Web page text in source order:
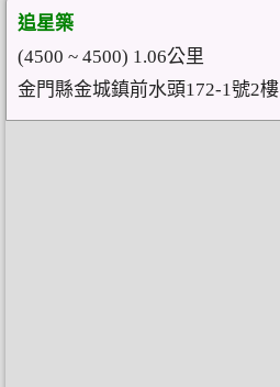
追星築
(4500 ~ 4500) 1.06公里
金門縣金城鎮前水頭172-1號2樓